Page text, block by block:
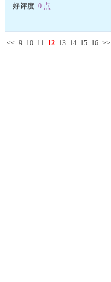
好评度: 0 点
<< 9 10 11 12 13 14 15 16 >>